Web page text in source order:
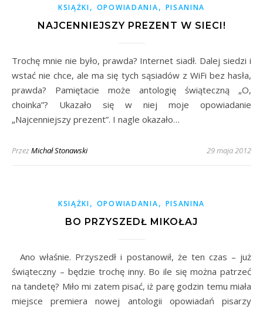
KSIĄŻKI, OPOWIADANIA, PISANINA
NAJCENNIEJSZY PREZENT W SIECI!
Trochę mnie nie było, prawda? Internet siadł. Dalej siedzi i
wstać nie chce, ale ma się tych sąsiadów z WiFi bez hasła,
prawda? Pamiętacie może antologię świąteczną „O,
choinka”? Ukazało się w niej moje opowiadanie
„Najcenniejszy prezent”. I nagle okazało…
PrzezMichał Stonawski 29 maja 2012
KSIĄŻKI, OPOWIADANIA, PISANINA
BO PRZYSZEDŁ MIKOŁAJ
Ano właśnie. Przyszedł i postanowił, że ten czas – już
świąteczny – będzie trochę inny. Bo ile się można patrzeć
na tandetę? Miło mi zatem pisać, iż parę godzin temu miała
miejsce premiera nowej antologii opowiadań pisarzy